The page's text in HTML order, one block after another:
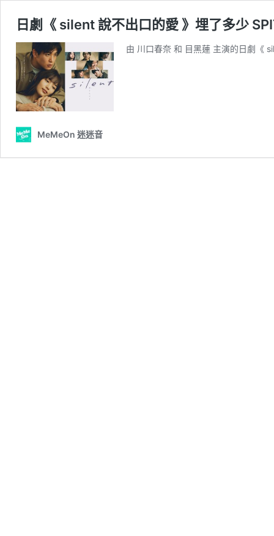
日劇《 silent 說不出口的愛 》埋了多少
由 川口春奈 和 目黑蓮 主演的日劇《
MeMeOn 迷迷音